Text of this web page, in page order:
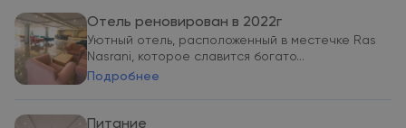
Отель реновирован в 2022г
Уютный отель, расположенный в местечке Ras
Nasrani, которое славится богато...
Подробнее
Питание